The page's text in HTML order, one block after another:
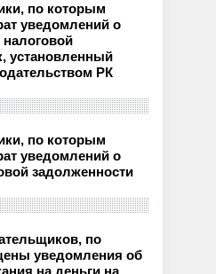
по которым
уведомлений о
налоговой
установленный
РК
по которым
уведомлений о
задолженности
по
уведомления об
на деньги на